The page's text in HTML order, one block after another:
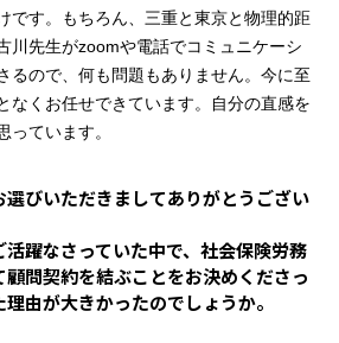
です。 もちろん、三重と東京と物理的距
川先生がzoomや電話でコミュニケーシ
るので、何も 問題もありません。今に至
なくお任せできています。自分の直感を
っています。
選びいただきましてありがとうござい
躍なさっていた中で、社会保険労務
問契約を結ぶことをお決めくださっ
由が大きかったのでしょうか。